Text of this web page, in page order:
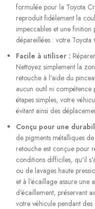
formulée pour la Toyota
reproduit fidèlement la
impeccables et une finition
dépareillées : votre Toyota
Facile à utiliser :
Nettoyez simplement la
retouche à l'aide du
aucun outil ni compétence
étapes simples, votre
évitant ainsi des
Conçu pour une
de pigments métalliques
retouche est conçue pour
conditions difficiles, qu'il
ou de lavages haute
et à l'écaillage assure une
d'écaillement, préservant
votre véhicule pendant des